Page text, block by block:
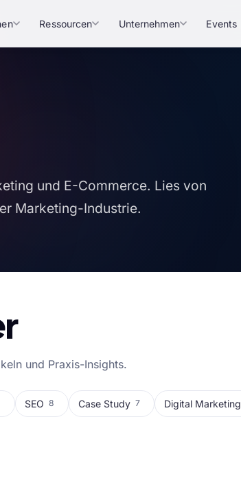
Ressourcen Unternehmen Events
und E-Commerce. Lies von
Marketing-Industrie.
und Praxis-Insights.
SEO 8 Case Study 7 Digital Marketing